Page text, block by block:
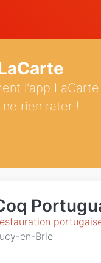
l'app
rien rater !
en-Brie